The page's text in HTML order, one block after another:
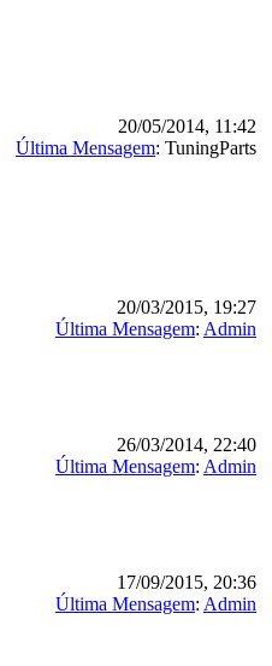
20/05/2014, 11:42
Última Mensagem: TuningParts
20/03/2015, 19:27
Última Mensagem: Admin
26/03/2014, 22:40
Última Mensagem: Admin
17/09/2015, 20:36
Última Mensagem: Admin